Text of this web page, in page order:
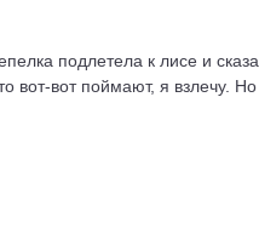
подлетела к лисе и
вот-вот поймают, я взлечу.